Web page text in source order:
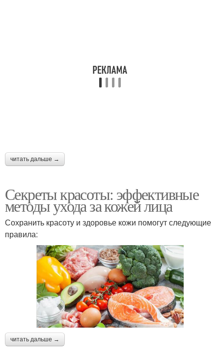
читать дальше →
Секреты красоты: эффективные
методы ухода за кожей лица
Сохранить красоту и здоровье кожи помогут следующие
правила:
читать дальше →